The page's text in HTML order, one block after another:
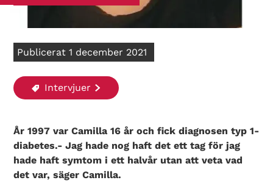
Publicerat 1 december 2021
Intervjuer
År 1997 var Camilla 16 år och fick diagnosen typ 1-
diabetes.- Jag hade nog haft det ett tag för jag
hade haft symtom i ett halvår utan att veta vad
det var, säger Camilla.